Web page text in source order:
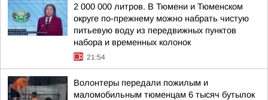
2 000 000 литров. В Тюмени и Тюменском
округе по-прежнему можно набрать чистую
питьевую воду из передвижных пунктов
набора и временных колонок
21:54
Волонтеры передали пожилым и
маломобильным тюменцам 6 тысяч бутылок